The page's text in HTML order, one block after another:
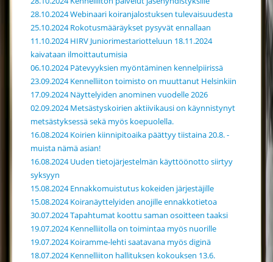
28.10.2024 Webinaari koiranjalostuksen tulevaisuudesta
25.10.2024 Rokotusmääräykset pysyvät ennallaan
11.10.2024 HIRV Juniorimestariotteluun 18.11.2024
kaivataan ilmoittautumisia
06.10.2024 Pätevyyksien myöntäminen kennelpiirissä
23.09.2024 Kennelliiton toimisto on muuttanut Helsinkiin
17.09.2024 Näyttelyiden anominen vuodelle 2026
02.09.2024 Metsästyskoirien aktiivikausi on käynnistynyt
metsästyksessä sekä myös koepuolella.
16.08.2024 Koirien kiinnipitoaika päättyy tiistaina 20.8. -
muista nämä asian!
16.08.2024 Uuden tietojärjestelmän käyttöönotto siirtyy
syksyyn
15.08.2024 Ennakkomuistutus kokeiden järjestäjille
15.08.2024 Koiranäyttelyiden anojille ennakkotietoa
30.07.2024 Tapahtumat koottu saman osoitteen taaksi
19.07.2024 Kennelliitolla on toimintaa myös nuorille
19.07.2024 Koiramme-lehti saatavana myös diginä
18.07.2024 Kennelliiton hallituksen kokouksen 13.6.